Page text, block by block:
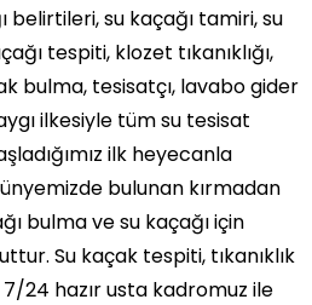
belirtileri, su kaçağı tamiri, su
tespiti, klozet tıkanıklığı,
bulma, tesisatçı, lavabo gider
ilkesiyle tüm su tesisat
ilk heyecanla
bulunan kırmadan
bulma ve su kaçağı için
Su kaçak tespiti, tıkanıklık
24 hazır usta kadromuz ile